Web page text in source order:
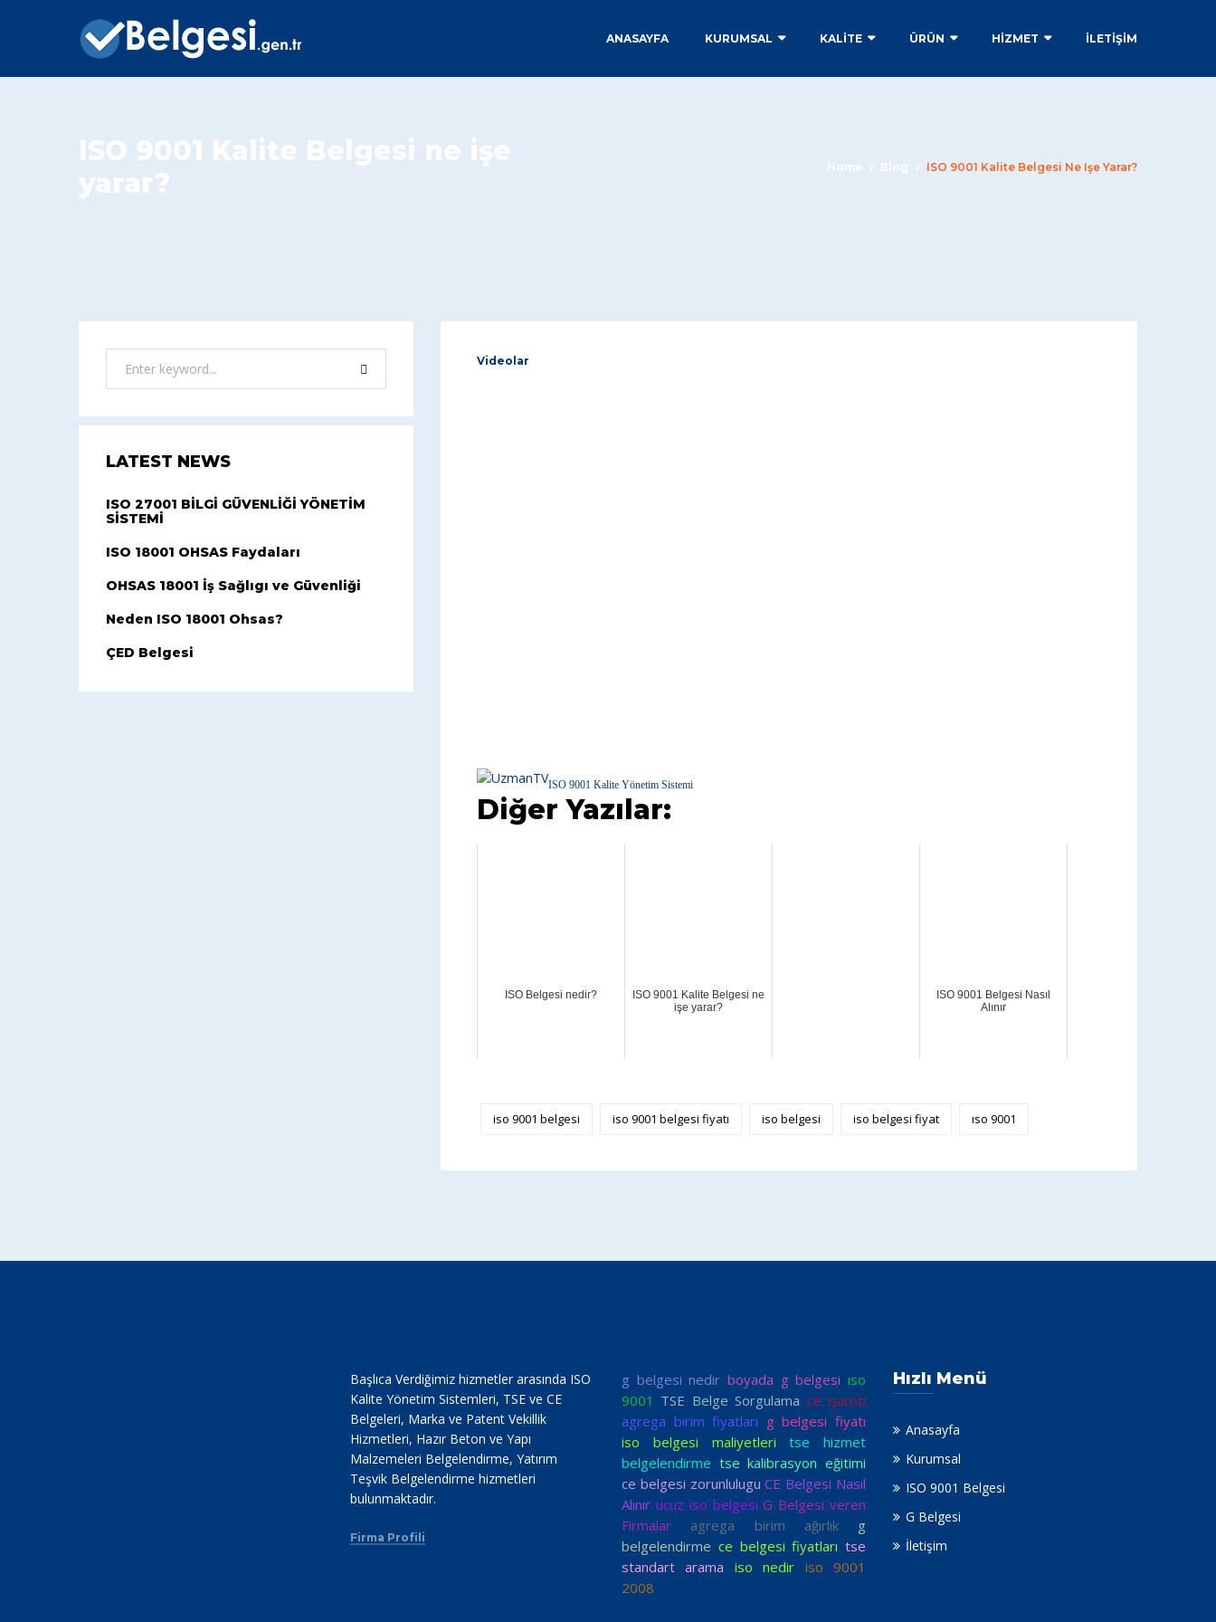
ANASAYFA KURUMSAL KALİTE ÜRÜN HİZMET İLETIŞIM
ISO 9001 Kalite Belgesi ne işe
yarar?
Home Blog ISO 9001 Kalite Belgesi Ne Işe Yarar?
Videolar
ISO 9001 Kalite Yönetim Sistemi
Diğer Yazılar:
ISO Belgesi nedir?
ISO 9001 Kalite Belgesi ne
işe yarar?
ISO 9001 Belgesi Nasıl
Alınır
iso 9001 belgesi iso 9001 belgesi fiyatı iso belgesi iso belgesi fiyat ıso 9001
LATEST NEWS
ISO 27001 BİLGİ GÜVENLİĞİ YÖNETİM
SİSTEMİ
ISO 18001 OHSAS Faydaları
OHSAS 18001 İş Sağlıgı ve Güvenliği
Neden ISO 18001 Ohsas?
ÇED Belgesi
Başlıca Verdiğimiz hizmetler arasında ISO
Kalite Yönetim Sistemleri, TSE ve CE
Belgeleri, Marka ve Patent Vekillik
Hizmetleri, Hazır Beton ve Yapı
Malzemeleri Belgelendirme, Yatırım
Teşvik Belgelendirme hizmetleri
bulunmaktadır.
Firma Profili
g belgesi nedir boyada g belgesi ıso
9001 TSE Belge Sorgulama ce işareti
agrega birim fiyatları g belgesi fiyatı
iso belgesi maliyetleri
tse hizmet
belgelendirme tse kalibrasyon eğitimi
ce belgesi zorunlulugu CE Belgesi Nasıl
Alınır ucuz iso belgesi G Belgesi veren
Firmalar
agrega birim ağırlık
g
belgelendirme ce belgesi fiyatları tse
standart arama
iso nedir iso 9001
2008
Hızlı Menü
Anasayfa
Kurumsal
ISO 9001 Belgesi
G Belgesi
İletişim